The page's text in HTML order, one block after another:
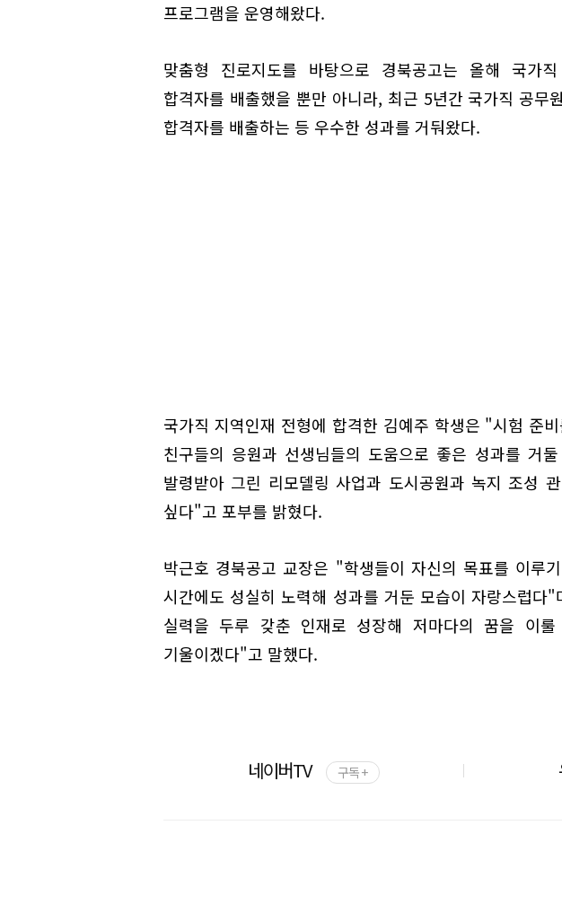
프로그램을 운영해왔다.
맞춤형 진로지도를 바탕으로 경북공고는 올해 국가
합격자를 배출했을 뿐만 아니라, 최근 5년간 국가직 공무
합격자를 배출하는 등 우수한 성과를 거둬왔다.
국가직 지역인재 전형에 합격한 김예주 학생은 "시험 준
친구들의 응원과 선생님들의 도움으로 좋은 성과를 거
발령받아 그린 리모델링 사업과 도시공원과 녹지 조성
싶다"고 포부를 밝혔다.
박근호 경북공고 교장은 "학생들이 자신의 목표를 이루
시간에도 성실히 노력해 성과를 거둔 모습이 자랑스럽다
실력을 두루 갖춘 인재로 성장해 저마다의 꿈을 이
기울이겠다"고 말했다.
네이버TV 구독 +